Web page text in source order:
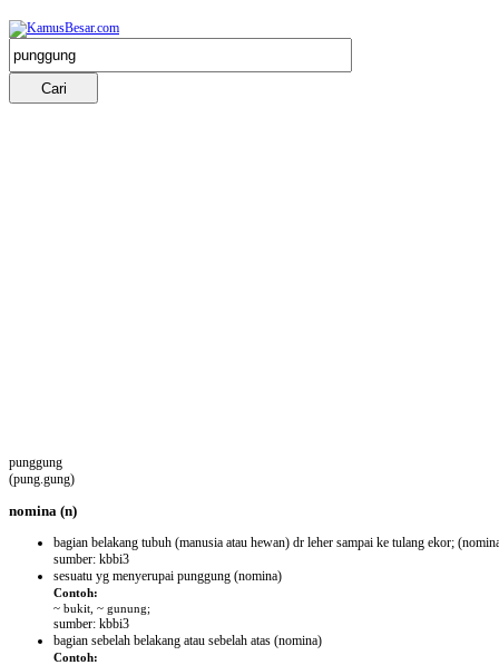
punggung
(pung.gung)
nomina (n)
bagian belakang tubuh (manusia atau hewan) dr leher sampai ke tulang ekor;
sumber: kbbi3
sesuatu yg menyerupai punggung (nomina)
Contoh:
~ bukit, ~ gunung;
sumber: kbbi3
bagian sebelah belakang atau sebelah atas (nomina)
Contoh: